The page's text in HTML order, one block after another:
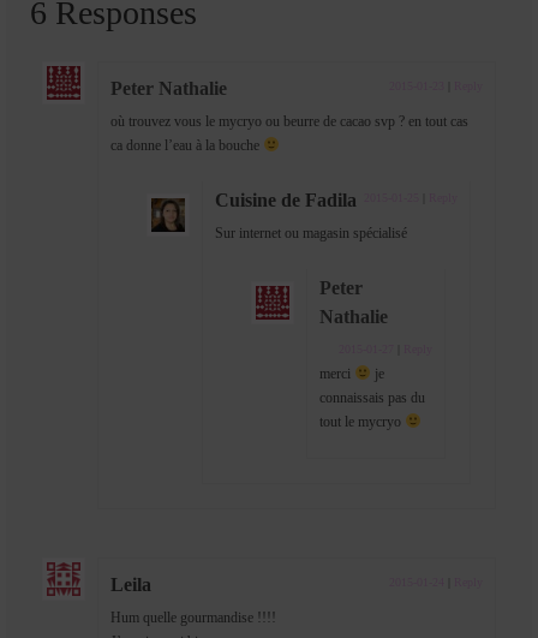
6 Responses
Peter Nathalie
où trouvez vous le mycryo ou beurre de cacao svp ? en tout cas
ca donne l’eau à la bouche
Cuisine de Fadila
Sur internet ou magasin spécialisé
Peter
Nathalie
merci
je
connaissais pas du
tout le mycryo
Leila
Hum quelle gourmandise !!!!